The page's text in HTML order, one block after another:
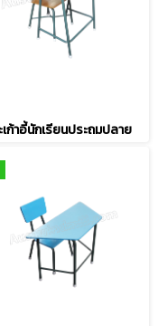
เก้าอี้นักเรียนประถมปลาย